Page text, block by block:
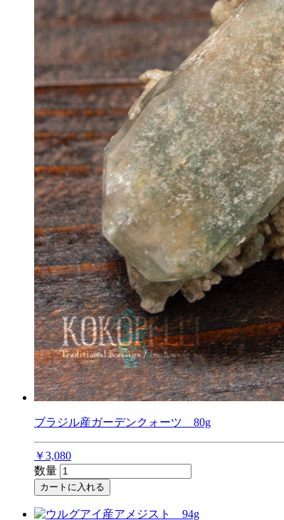
ブラジル産ガーデンクォーツ 80g
￥3,080
数量
カートに入れる